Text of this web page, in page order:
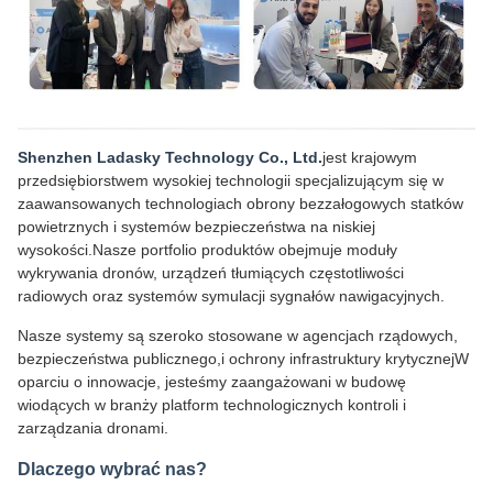
Shenzhen Ladasky Technology Co., Ltd.jest krajowym
przedsiębiorstwem wysokiej technologii specjalizującym się w
zaawansowanych technologiach obrony bezzałogowych statków
powietrznych i systemów bezpieczeństwa na niskiej
wysokości.Nasze portfolio produktów obejmuje moduły
wykrywania dronów, urządzeń tłumiących częstotliwości
radiowych oraz systemów symulacji sygnałów nawigacyjnych.
Nasze systemy są szeroko stosowane w agencjach rządowych,
bezpieczeństwa publicznego,i ochrony infrastruktury krytycznejW
oparciu o innowacje, jesteśmy zaangażowani w budowę
wiodących w branży platform technologicznych kontroli i
zarządzania dronami.
Dlaczego wybrać nas?